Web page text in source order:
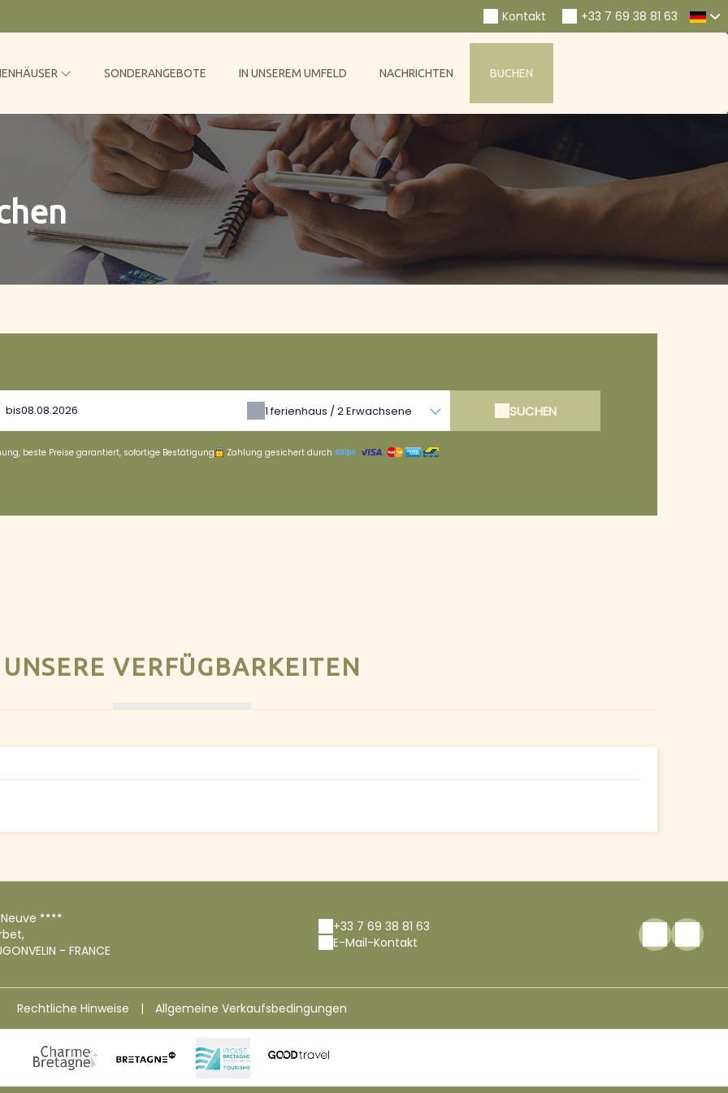
+33 7 69 38 81 63
Kontakt
SONDERANGEBOTE IN UNSEREM UMFELD NACHRICHTEN BUCHEN
bis 1ferienhaus /2Erwachsene SUCHEN
beste Preise garantiert, sofortige Bestätigung Zahlung gesichert durch
UNSERE VERFÜGBARKEITEN
- FRANCE
+33 7 69 38 81 63
E-Mail-Kontakt
Rechtliche Hinweise | Allgemeine Verkaufsbedingungen